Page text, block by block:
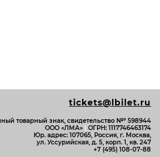
tickets@lbilet.ru
товарный знак, свидетельство №º 598944
ООО «ЛМА» | ОГРН: 1117746463174
Юр. адрес: 107065, Россия, г. Москва,
ул. Уссурийская, д. 5, корп. 1, кв. 247
+7 (495) 108-07-88